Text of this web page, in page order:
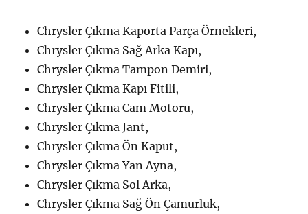
Chrysler Çıkma Kaporta Parça Örnekleri,
Chrysler Çıkma Sağ Arka Kapı,
Chrysler Çıkma Tampon Demiri,
Chrysler Çıkma Kapı Fitili,
Chrysler Çıkma Cam Motoru,
Chrysler Çıkma Jant,
Chrysler Çıkma Ön Kaput,
Chrysler Çıkma Yan Ayna,
Chrysler Çıkma Sol Arka,
Chrysler Çıkma Sağ Ön Çamurluk,